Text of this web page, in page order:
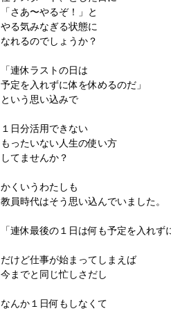
「さあ〜やるぞ！」と
やる気みなぎる状態に
なれるのでしょうか？
「連休ラストの日は
予定を入れずに体を休めるのだ」
という思い込みで
１日分活用できない
もったいない人生の使い方
してませんか？
かくいうわたしも
教員時代はそう思い込んでいました。
「連休最後の１日は何も予定を入れず
だけど仕事が始まってしまえば
今までと同じ忙しさだし
なんか１日何もしなくて